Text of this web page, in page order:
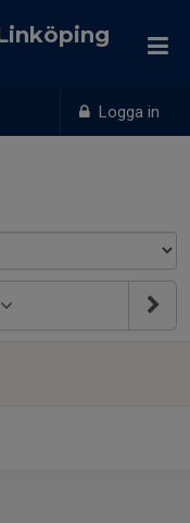
Logga in